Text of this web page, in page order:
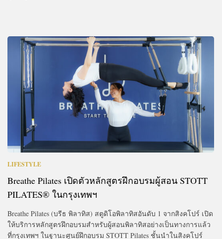
LIFESTYLE
Breathe Pilates เปิดตัวหลักสูตรฝึกอบรมผู้สอน STOTT
PILATES® ในกรุงเทพฯ
Breathe Pilates (บรีธ พิลาทิส) สตูดิโอพิลาทิสอันดับ 1 จากสิงคโปร์ เปิด
ให้บริการหลักสูตรฝึกอบรมสำหรับผู้สอนพิลาทิสอย่างเป็นทางการแล้ว
ที่กรุงเทพฯ ในฐานะศูนย์ฝึกอบรม STOTT Pilates ชั้นนำในสิงคโปร์